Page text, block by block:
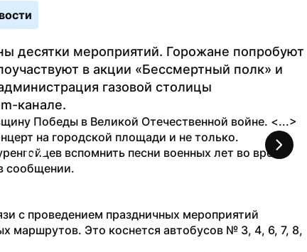
десятки мероприятий. Горожане попробуют
в акции «Бессмертный полк» и
газовой столицы
канале.
Победы в Великой Отечественной войне. <...>
на городской площади и не только.
вспомнить песни военных лет во время
сообщении.
1 / 4
с проведением праздничных мероприятий
маршрутов. Это коснется автобусов № 3, 4, 6, 7, 8,